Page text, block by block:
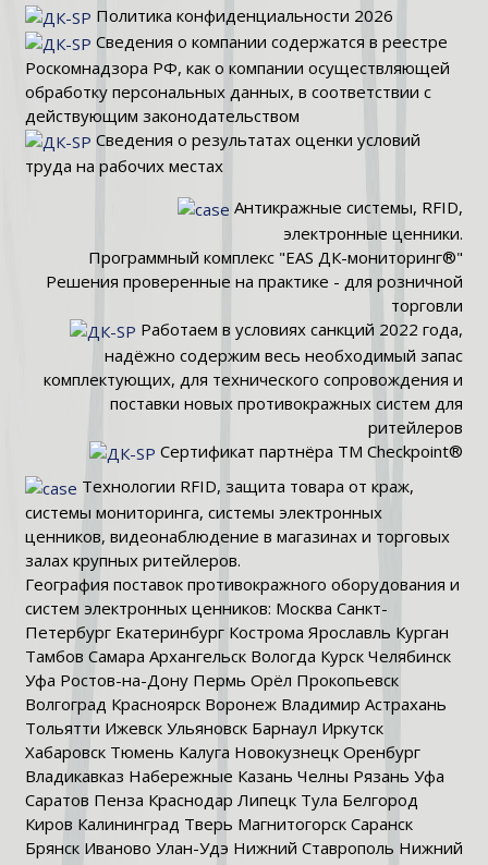
Политика конфиденциальности 2026
Сведения о компании содержатся в реестре
Роскомнадзора РФ, как о компании осуществляющей
обработку персональных данных, в соответствии с
действующим законодательством
Сведения о результатах оценки условий
труда на рабочих местах
Антикражные системы, RFID,
электронные ценники.
Программный комплекс "EAS ДК-мониторинг®"
Решения проверенные на практике - для розничной
торговли
Работаем в условиях санкций 2022 года,
надёжно содержим весь необходимый запас
комплектующих, для технического сопровождения и
поставки новых противокражных систем для
ритейлеров
Сертификат партнёра TM Checkpoint®
Технологии RFID, защита товара от краж,
системы мониторинга, системы электронных
ценников, видеонаблюдение в магазинах и торговых
залах крупных ритейлеров.
География поставок противокражного оборудования и
систем электронных ценников: Москва Санкт-
Петербург Екатеринбург Кострома Ярославль Курган
Тамбов Самара Архангельск Вологда Курск Челябинск
Уфа Ростов-на-Дону Пермь Орёл Прокопьевск
Волгоград Красноярск Воронеж Владимир Астрахань
Тольятти Ижевск Ульяновск Барнаул Иркутск
Хабаровск Тюмень Калуга Новокузнецк Оренбург
Владикавказ Набережные Казань Челны Рязань Уфа
Саратов Пенза Краснодар Липецк Тула Белгород
Киров Калининград Тверь Магнитогорск Саранск
Брянск Иваново Улан-Удэ Нижний Ставрополь Нижний